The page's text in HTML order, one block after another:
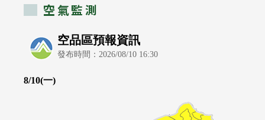
空氣監測